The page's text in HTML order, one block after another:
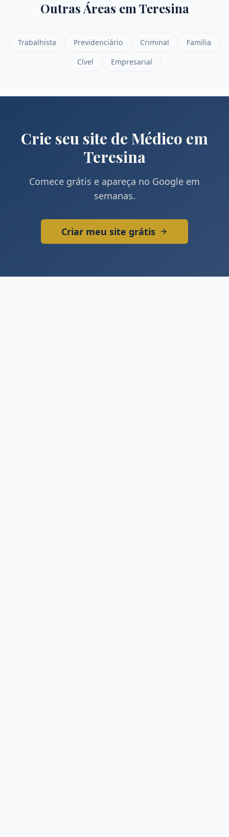
Outras Áreas em Teresina
Trabalhista Previdenciário Criminal
Família
Cível
Empresarial
Crie seu site de Médico em
Teresina
Comece grátis e apareça no Google em
semanas.
Criar meu site grátis